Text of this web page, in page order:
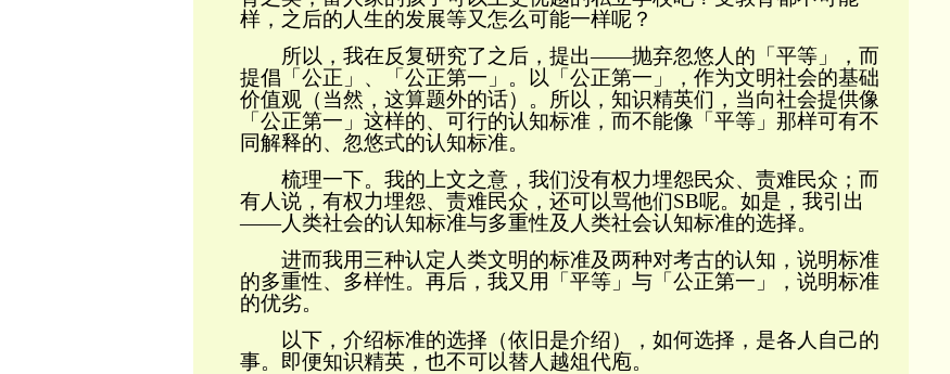
样，之后的人生的发展等又怎么可能一样呢？
所以，我在反复研究了之后，提出——抛弃忽悠人的 「平等」， 而
提倡「公正」、
「公正第一 」。 以 「公正第一 」，作为文明社会的基础
价值观（当然，这算题外的话）。所以，知识精英们，当向社会提供像
「公正第一」这样的、可行的认知标准，而不能像「平等」那样可有不
同解释的、忽悠式的认知标准。
梳理一下。我的上文之意， 我们没有权力埋怨民众、责难民众 ；而
有人说，有权力埋怨、责难民众，还可以骂他们SB呢。如是，我引出
——人类社会的认知标准与多重性及人类社会认知标准的选择。
进而我用三种认定人类文明的标准及两种对考古的认知，说明标准
的多重性、多样性。再后，我又用「平等」与「公正第一」，说明标准
的优劣。
以下，介绍标准的选择（依旧是介绍），如何选择，是各人自己的
事。即便知识精英，也不可以替人越俎代庖。